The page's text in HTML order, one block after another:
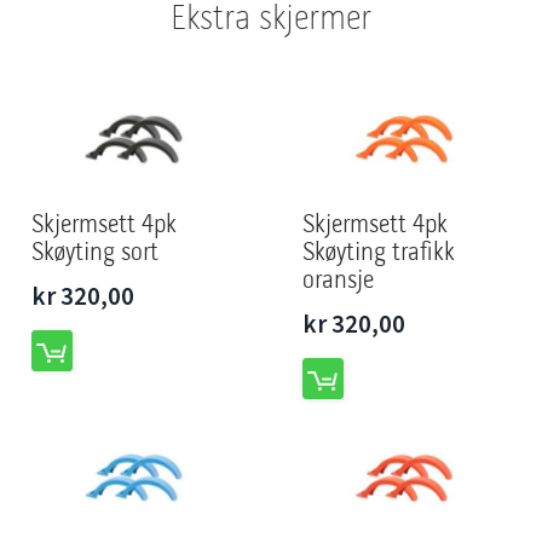
Ekstra skjermer
Skjermsett 4pk
Skøyting sort
kr 320,00
Skjermsett 4pk
Skøyting trafikk
oransje
kr 320,00